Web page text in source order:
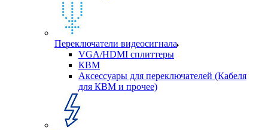
Переключатели видеосигнала
VGA/HDMI сплиттеры
КВМ
Аксессуары для переключателей (Кабеля
для КВМ и прочее)